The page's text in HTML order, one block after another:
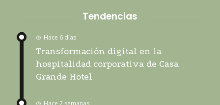
Tendencias
Hace 6 días
Transformación digital en la
hospitalidad corporativa de Casa
Grande Hotel